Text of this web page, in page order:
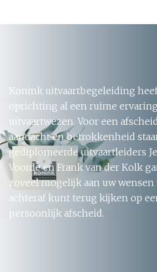
Konink uitvaartbegeleiding
oprichting al een ruime
uitvaartwezen. Voor een
aandacht en betrokkenheid
gediplomeerde uitvaartleiders
Voorde en Frank van der Kolk
zoveel mogelijk aan uw
achteraf kunt terug kijken op
persoonlijk afscheid.